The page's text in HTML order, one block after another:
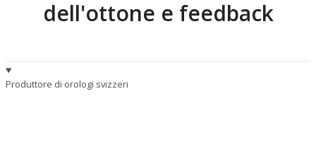
dell'ottone e feedback
Produttore di orologi svizzeri